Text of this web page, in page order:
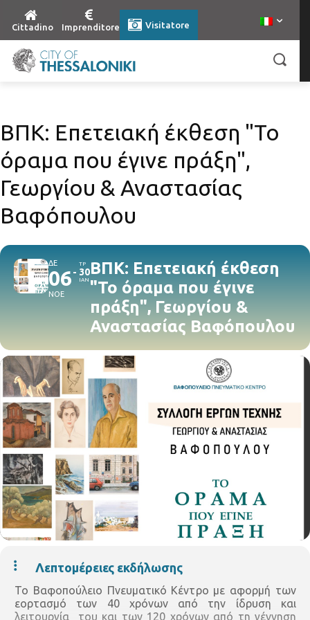
Cittadino Imprenditore Visitatore
ΒΠΚ: Επετειακή έκθεση "Το
όραμα που έγινε πράξη",
Γεωργίου & Αναστασίας
Βαφόπουλου
ΔΕ
06
ΝΟΕ
ΤΡ
30
ΙΑΝ
ΒΠΚ: Επετειακή έκθεση
"Το όραμα που έγινε
πράξη", Γεωργίου &
Αναστασίας Βαφόπουλου
Λεπτομέρειες εκδήλωσης
Το Βαφοπούλειο Πνευματικό Κέντρο με αφορμή των
εορτασμό των 40 χρόνων από την ίδρυση και
λειτουργία του και των 120 χρόνων από τη γέννηση